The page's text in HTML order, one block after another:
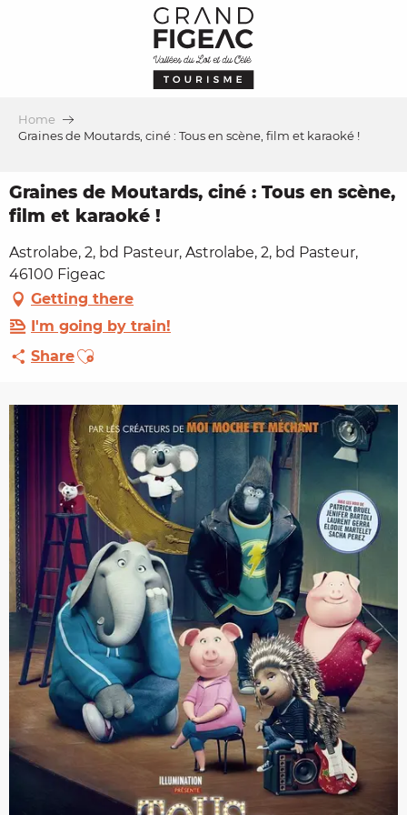
Home
Graines de Moutards, ciné : Tous en scène, film et karaoké !
Graines de Moutards, ciné : Tous en scène,
film et karaoké !
Astrolabe, 2, bd Pasteur, Astrolabe, 2, bd Pasteur,
46100 Figeac
Getting there
I'm going by train!
ShareAjouter aux favoris